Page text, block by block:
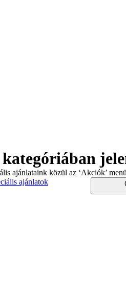
ajánlataink közül az ‘Akciók’
ajánlatok